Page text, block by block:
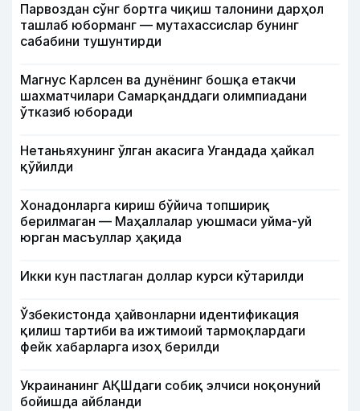
Парвоздан сўнг бортга чиқиш талонини дарҳол
ташлаб юборманг — мутахассислар бунинг
сабабини тушунтирди
Магнус Карлсен ва дунёнинг бошқа етакчи
шахматчилари Самарқанддаги олимпиадани
ўтказиб юборади
Нетаньяхунинг ўлган акасига Угандада ҳайкал
қўйилди
Хонадонларга кириш бўйича топшириқ
берилмаган — Маҳаллалар уюшмаси уйма-уй
юрган масъуллар ҳақида
Икки кун пастлаган доллар курси кўтарилди
Ўзбекистонда ҳайвонларни идентификация
қилиш тартиби ва ижтимоий тармоқлардаги
фейк хабарларга изоҳ берилди
Украинанинг АҚШдаги собиқ элчиси ноқонуний
бойишда айбланди